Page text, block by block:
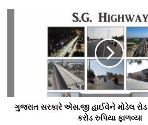
ગુજરાત સરકારે એસ.જી હાઈવેને મોડેલ રોડ
કરોડ રુપિયા ફાળવ્યા